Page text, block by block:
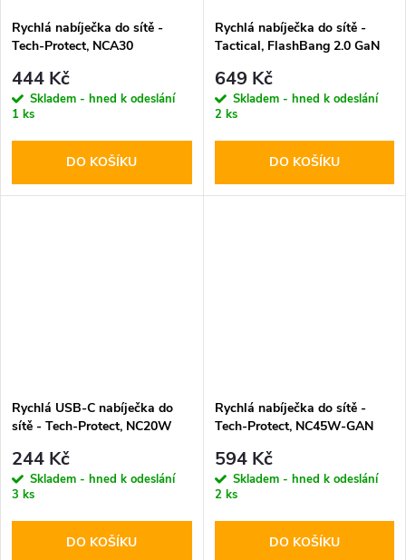
Rychlá nabíječka do sítě -
Tech-Protect, NCA30
kabel
444 Kč
Skladem - hned k odeslání
1 ks
DO KOŠÍKU
Rychlá nabíječka do sítě -
Tactical, FlashBang 2.0 GaN
649 Kč
Skladem - hned k odeslání
2 ks
DO KOŠÍKU
Rychlá USB-C nabíječka do
sítě - Tech-Protect, NC20W
244 Kč
Skladem - hned k odeslání
3 ks
DO KOŠÍKU
Rychlá nabíječka do sítě -
Tech-Protect, NC45W-GAN
594 Kč
Skladem - hned k odeslání
2 ks
DO KOŠÍKU